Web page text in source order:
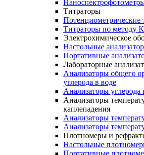
Титраторы
Потенциометрические
Титраторы по методу
Электрохимическое
Настольные
Портативные
Лабораторные
Анализаторы общего
углерода в воде
Анализаторы углерода
Анализаторы
каплепадения
Анализаторы
Анализаторы
Плотномеры и
Настольные